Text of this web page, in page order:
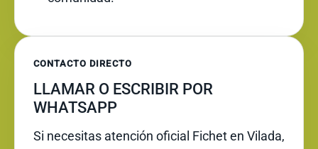
CONTACTO DIRECTO
LLAMAR O ESCRIBIR POR
WHATSAPP
Si necesitas atención oficial Fichet en Vilada,